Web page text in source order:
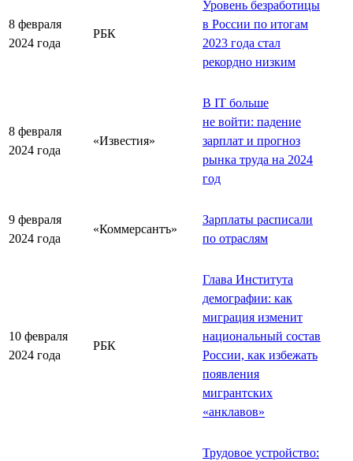
8 февраля
2024 года
РБК
Уровень безработицы
в России по итогам
2023 года стал
рекордно низким
8 февраля
2024 года
«Известия»
В IT больше
не войти: падение
зарплат и прогноз
рынка труда на 2024
год
9 февраля
2024 года
«Коммерсантъ»
Зарплаты расписали
по отраслям
10 февраля
2024 года
РБК
Глава Института
демографии: как
миграция изменит
национальный состав
России, как избежать
появления
мигрантских
«анклавов»
Трудовое устройство: